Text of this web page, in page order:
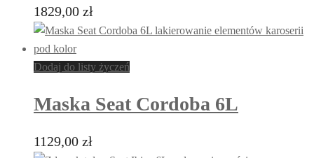
1829,00 zł
Dodaj do listy życzeń
Maska Seat Cordoba 6L
1129,00 zł